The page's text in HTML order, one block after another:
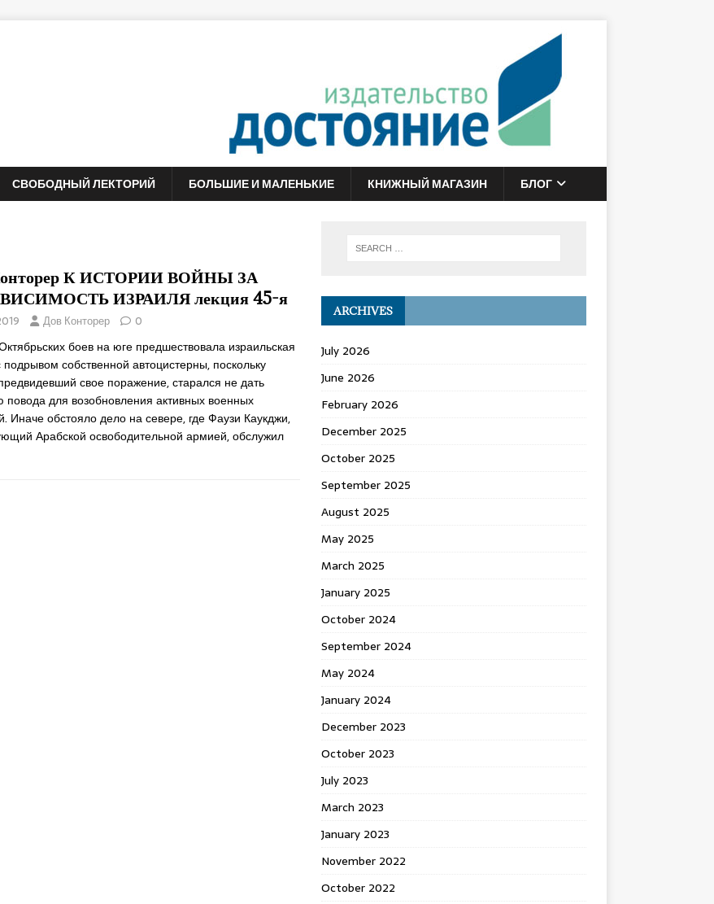
СВОБОДНЫЙ ЛЕКТОРИЙ БОЛЬШИЕ И МАЛЕНЬКИЕ КНИЖНЫЙ МАГАЗИН БЛОГ
К ИСТОРИИ ВОЙНЫ ЗА
ИЗРАИЛЯ лекция 45-я
Дов Конторер 0
боев на юге предшествовала израильская
подрывом собственной автоцистерны, поскольку
свое поражение, старался не дать
повода для возобновления активных военных
Иначе обстояло дело на севере, где Фаузи Каукджи,
Арабской освободительной армией, обслужил
ARCHIVES
July 2026
June 2026
February 2026
December 2025
October 2025
September 2025
August 2025
May 2025
March 2025
January 2025
October 2024
September 2024
May 2024
January 2024
December 2023
October 2023
July 2023
March 2023
January 2023
November 2022
October 2022